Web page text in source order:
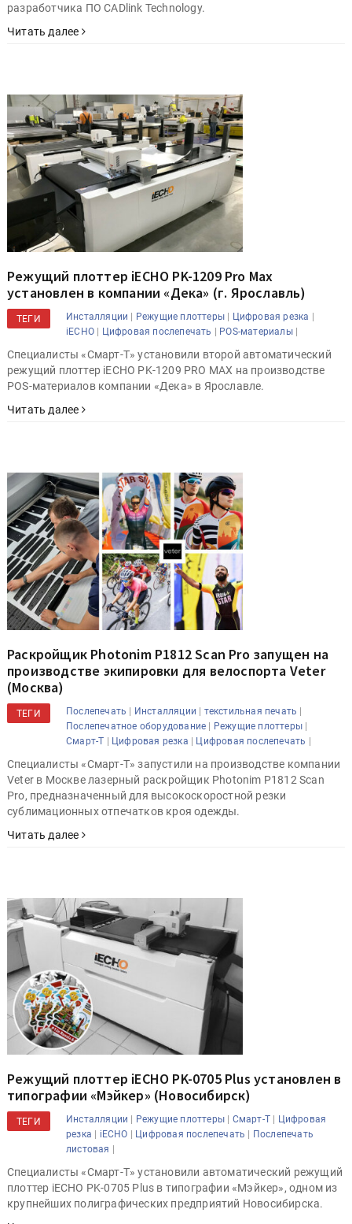
разработчика ПО CADlink Technology.
Читать далее
Режущий плоттер iECHO PK-1209 Pro Max
установлен в компании «Дека» (г. Ярославль)
ТЕГИ Инсталляции | Режущие плоттеры | Цифровая резка |
iECHO | Цифровая послепечать | POS-материалы|
Специалисты «Смарт-Т» установили второй автоматический
режущий плоттер iECHO PK-1209 PRO MAX на производстве
POS-материалов компании «Дека» в Ярославле.
Читать далее
Раскройщик Photonim P1812 Scan Pro запущен на
производстве экипировки для велоспорта Veter
(Москва)
ТЕГИ Послепечать | Инсталляции | текстильная печать |
Послепечатное оборудование | Режущие плоттеры |
Смарт-Т | Цифровая резка | Цифровая послепечать |
Специалисты «Смарт-Т» запустили на производстве компании
Veter в Москве лазерный раскройщик Photonim P1812 Scan
Pro, предназначенный для высокоскоростной резки
сублимационных отпечатков кроя одежды.
Читать далее
Режущий плоттер iECHO PK-0705 Plus установлен в
типографии «Мэйкер» (Новосибирск)
ТЕГИ Инсталляции | Режущие плоттеры | Смарт-Т | Цифровая
резка | iECHO | Цифровая послепечать | Послепечать
листовая |
Специалисты «Смарт-Т» установили автоматический режущий
плоттер iECHO PK-0705 Plus в типографии «Мэйкер», одном из
крупнейших полиграфических предприятий Новосибирска.